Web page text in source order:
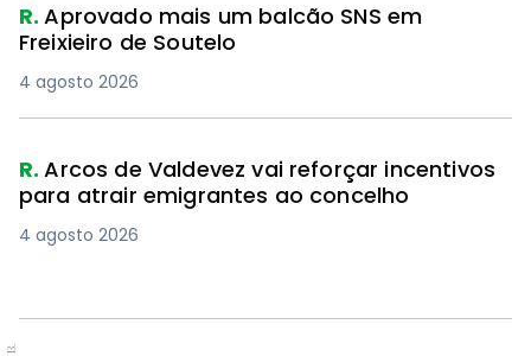
R.Aprovado mais um balcão SNS em
Freixieiro de Soutelo
4 agosto 2026
R.Arcos de Valdevez vai reforçar incentivos
para atrair emigrantes ao concelho
4 agosto 2026